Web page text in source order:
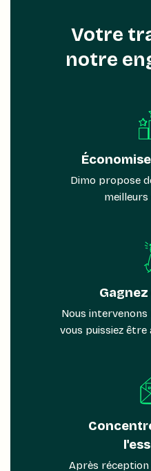
Votre
notre
Dimo propose
meilleurs
Nous
vous puissiez être
Après réception